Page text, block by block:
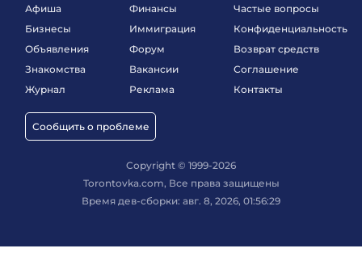
Афиша
Бизнесы
Объявления
Знакомства
Журнал
Сообщить о проблеме
Финансы
Иммиграция
Форум
Вакансии
Реклама
Частые вопросы
Конфиденциальность
Возврат средств
Соглашение
Контакты
Copyright © 1999-2026
Torontovka.com, Все права защищены
Время дев-сборки: авг. 8, 2026, 01:56:29